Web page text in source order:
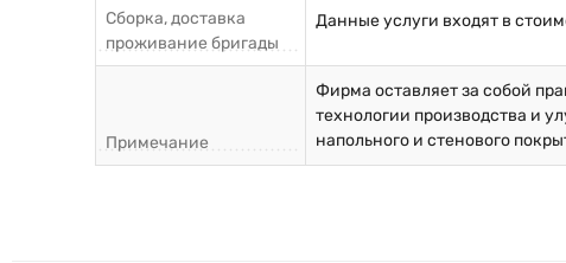
Сборка, доставка
проживание бригады
Данные услуги входят в
Примечание
Фирма оставляет за собой
технологии производства и
напольного и стенового